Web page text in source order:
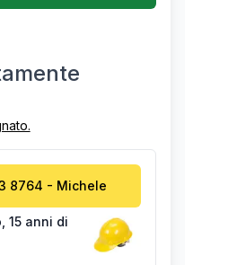
8764 - Michele
15 anni di